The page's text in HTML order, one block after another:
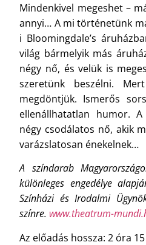
Mindenkivel megeshet –
annyi… A mi történetünk
i Bloomingdale’s
világ bármelyik más
négy nő, és velük is
szeretünk beszélni.
megdöntjük. Ismerős
ellenállhatatlan humor.
négy csodálatos nő, akik
varázslatosan énekelnek…
A színdarab
különleges engedélye
Színházi és Irodalmi
színre. www.theatrum-
Az előadás hossza: 2 óra